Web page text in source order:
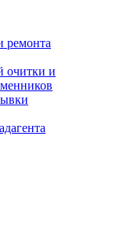
ремонта
очитки и